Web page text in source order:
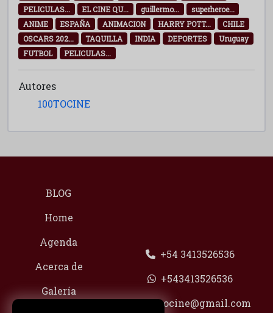
PELICULAS...
EL CINE QU... guillermo...
superheroe...
ANIME
ESPAÑA ANIMACION HARRY POTT...
CHILE
OSCARS 202...
TAQUILLA INDIA DEPORTES
Uruguay
FUTBOL
PELICULAS...
Autores
100TOCINE
BLOG
Home
Agenda
Acerca de
Galería
+54 3413526536
+543413526536
100tocine@gmail.com